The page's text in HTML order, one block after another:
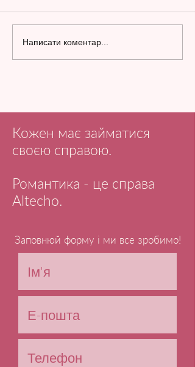
Написати коментар...
Кожен має займатися
своєю справою.
Романтика - це справа
Altecho.
Заповнюй форму і ми все зробимо!